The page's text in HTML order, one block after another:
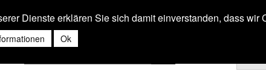
Dienste erklären Sie sich damit einverstanden, dass wir
Ok